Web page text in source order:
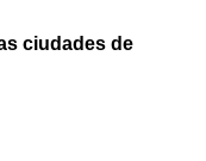
ciudades de